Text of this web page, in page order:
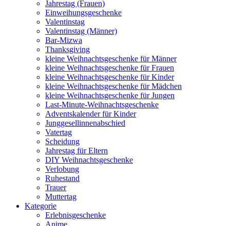
Jahrestag (Frauen)
Einweihungsgeschenke
Valentinstag
Valentinstag (Männer)
Bar-Mizwa
Thanksgiving
kleine Weihnachtsgeschenke für Männer
kleine Weihnachtsgeschenke für Frauen
kleine Weihnachtsgeschenke für Kinder
kleine Weihnachtsgeschenke für Mädchen
kleine Weihnachtsgeschenke für Jungen
Last-Minute-Weihnachtsgeschenke
Adventskalender für Kinder
Junggesellinnenabschied
Vatertag
Scheidung
Jahrestag für Eltern
DIY Weihnachtsgeschenke
Verlobung
Ruhestand
Trauer
Muttertag
Kategorie
Erlebnisgeschenke
Anime